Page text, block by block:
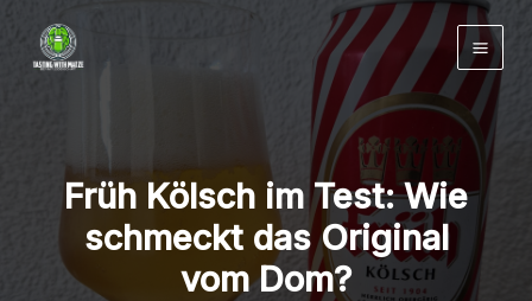
Inhalt
springen
Früh Kölsch im Test: Wie
schmeckt das Original
vom Dom?